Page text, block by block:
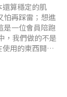
算穩定的肌
怕再踩雷；想進
是一位會員陪跑
，我們做的不是
使用的東西開
我覺得即使肌
步該怎麼保養